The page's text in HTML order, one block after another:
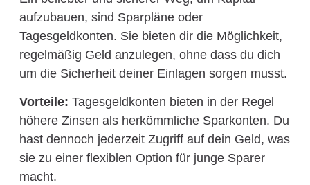
aufzubauen, sind Sparpläne oder
Tagesgeldkonten. Sie bieten dir die Möglichkeit,
regelmäßig Geld anzulegen, ohne dass du dich
um die Sicherheit deiner Einlagen sorgen musst.
Vorteile: Tagesgeldkonten bieten in der Regel
höhere Zinsen als herkömmliche Sparkonten. Du
hast dennoch jederzeit Zugriff auf dein Geld, was
sie zu einer flexiblen Option für junge Sparer
macht.